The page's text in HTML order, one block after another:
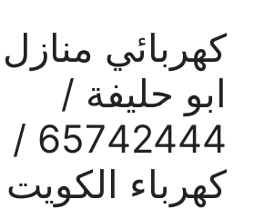
كهربائي منازل
ابو حليفة /
كهرباء الكويت